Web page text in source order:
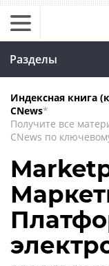
Разделы
Индексная книга
CNews*
Получите все
CNews по